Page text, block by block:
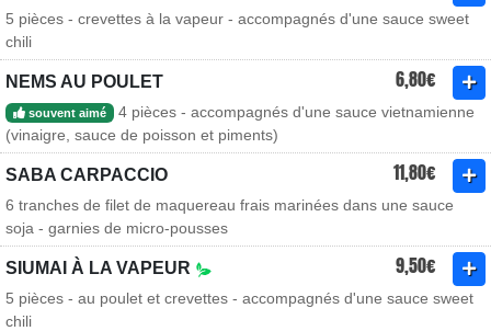
5 pièces - crevettes à la vapeur - accompagnés d'une sauce sweet
chili
NEMS AU POULET 6,80€
souvent aimé
4 pièces - accompagnés d'une sauce vietnamienne
(vinaigre, sauce de poisson et piments)
SABA CARPACCIO 11,80€
6 tranches de filet de maquereau frais marinées dans une sauce
soja - garnies de micro-pousses
SIUMAI À LA VAPEUR 9,50€
5 pièces - au poulet et crevettes - accompagnés d'une sauce sweet
chili